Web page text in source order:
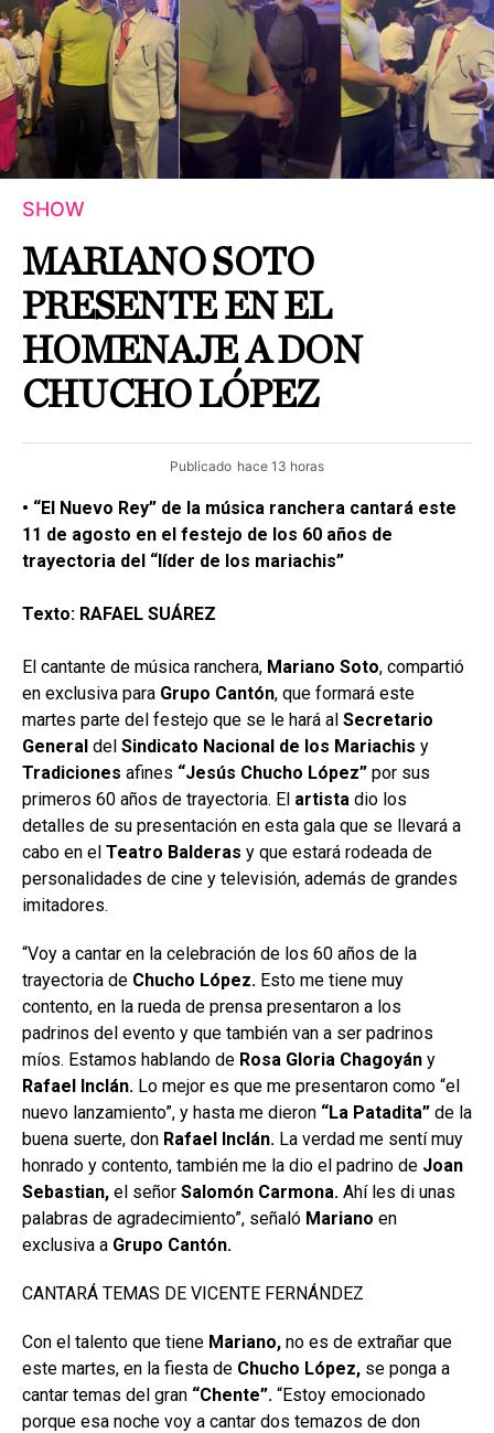
SHOW
MARIANO SOTO
PRESENTE EN EL
HOMENAJE A DON
CHUCHO LÓPEZ
Publicado hace 13 horas
• “El Nuevo Rey” de la música ranchera cantará este
11 de agosto en el festejo de los 60 años de
trayectoria del “líder de los mariachis”
Texto: RAFAEL SUÁREZ
El cantante de música ranchera, Mariano Soto, compartió
en exclusiva para Grupo Cantón, que formará este
martes parte del festejo que se le hará al Secretario
General del Sindicato Nacional de los Mariachis y
Tradiciones afines “Jesús Chucho López” por sus
primeros 60 años de trayectoria. El artista dio los
detalles de su presentación en esta gala que se llevará a
cabo en el Teatro Balderas y que estará rodeada de
personalidades de cine y televisión, además de grandes
imitadores.
“Voy a cantar en la celebración de los 60 años de la
trayectoria de Chucho López. Esto me tiene muy
contento, en la rueda de prensa presentaron a los
padrinos del evento y que también van a ser padrinos
míos. Estamos hablando de Rosa Gloria Chagoyán y
Rafael Inclán. Lo mejor es que me presentaron como “el
nuevo lanzamiento”, y hasta me dieron “La Patadita” de la
buena suerte, don Rafael Inclán. La verdad me sentí muy
honrado y contento, también me la dio el padrino de Joan
Sebastian, el señor Salomón Carmona. Ahí les di unas
palabras de agradecimiento”, señaló Mariano en
exclusiva a Grupo Cantón.
CANTARÁ TEMAS DE VICENTE FERNÁNDEZ
Con el talento que tiene Mariano, no es de extrañar que
este martes, en la fiesta de Chucho López, se ponga a
cantar temas del gran “Chente”. “Estoy emocionado
porque esa noche voy a cantar dos temazos de don